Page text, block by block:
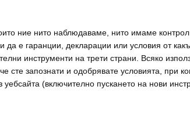
ние нито наблюдаваме, нито имаме
и да е гаранции, декларации или условия от
инструменти на трети страни. Всяко
запознати и одобрявате условията, при
(включително пускането на нови